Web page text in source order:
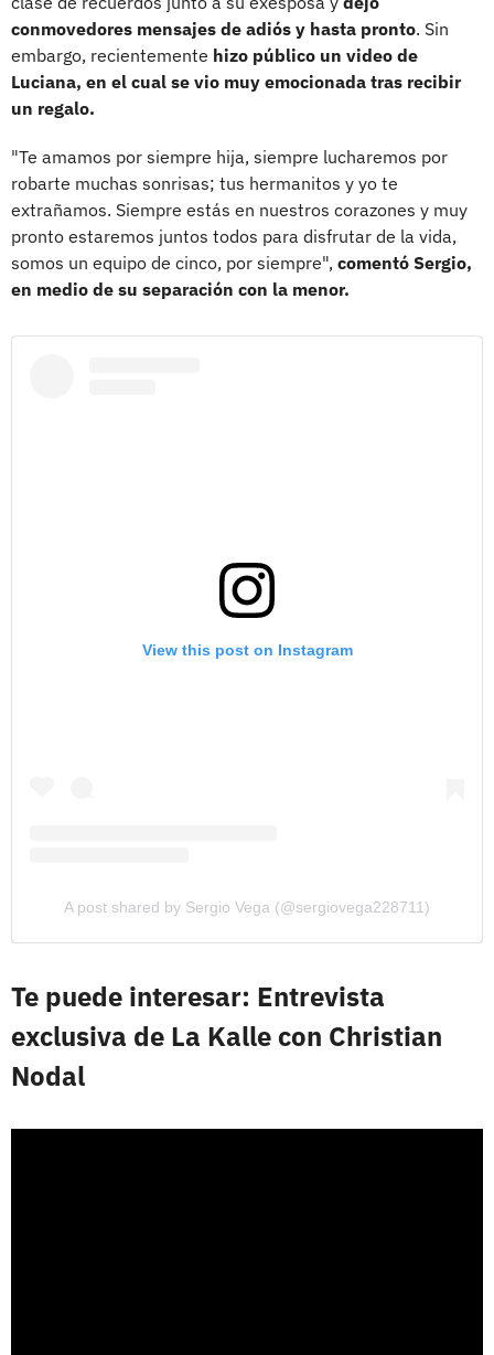
conmovedores mensajes de adiós y hasta pronto. Sin
embargo, recientemente hizo público un video de
Luciana, en el cual se vio muy emocionada tras recibir
un regalo.
"Te amamos por siempre hija, siempre lucharemos por
robarte muchas sonrisas; tus hermanitos y yo te
extrañamos. Siempre estás en nuestros corazones y muy
pronto estaremos juntos todos para disfrutar de la vida,
somos un equipo de cinco, por siempre", comentó Sergio,
en medio de su separación con la menor.
View this post on Instagram
A post shared by Sergio Vega (@sergiovega228711)
Te puede interesar: Entrevista
exclusiva de La Kalle con Christian
Nodal